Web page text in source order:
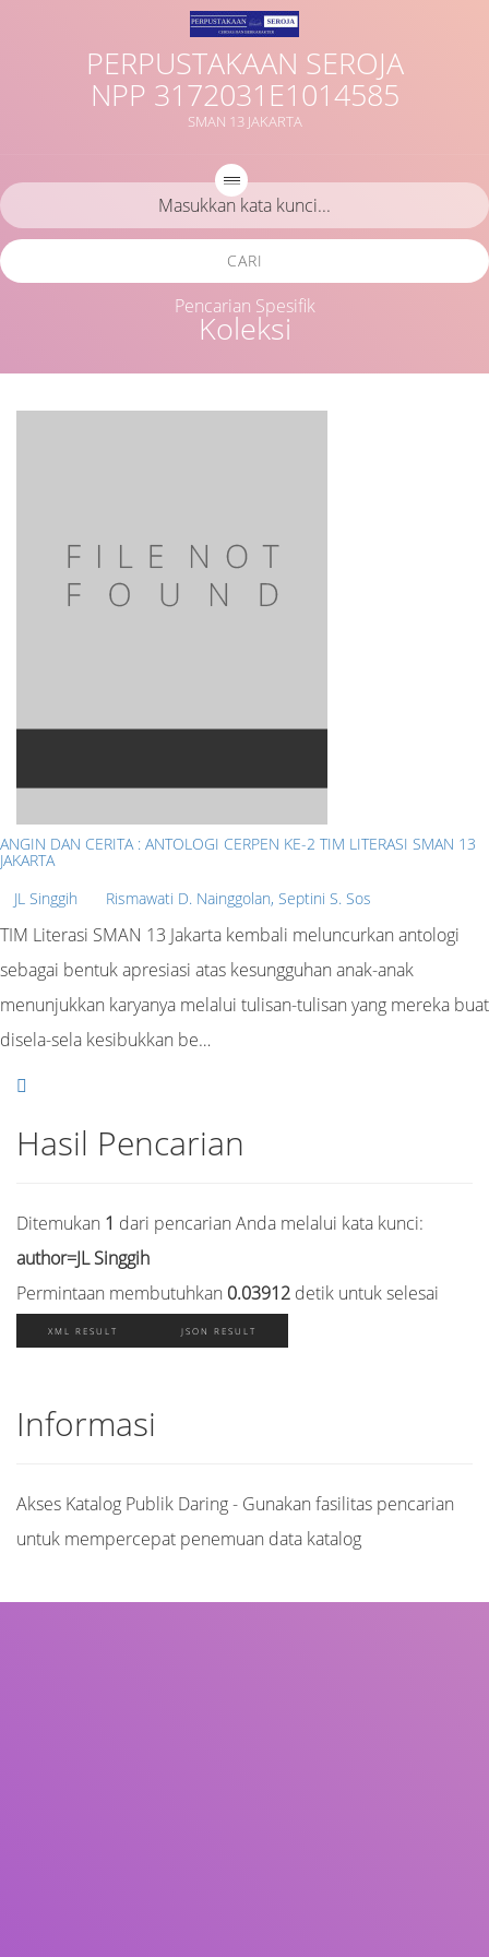
PERPUSTAKAAN SEROJA
NPP 3172031E1014585
SMAN 13 JAKARTA
Koleksi
CARI
Pencarian Spesifik
ANGIN DAN CERITA : ANTOLOGI CERPEN KE-2 TIM LITERASI SMAN 13
JAKARTA
JL Singgih
Rismawati D. Nainggolan, Septini S. Sos
TIM Literasi SMAN 13 Jakarta kembali meluncurkan antologi
sebagai bentuk apresiasi atas kesungguhan anak-anak
menunjukkan karyanya melalui tulisan-tulisan yang mereka buat
disela-sela kesibukkan be…
Hasil Pencarian
Ditemukan 1 dari pencarian Anda melalui kata kunci:
author=JL Singgih
Permintaan membutuhkan 0.03912 detik untuk selesai
XML RESULT JSON RESULT
Informasi
Akses Katalog Publik Daring - Gunakan fasilitas pencarian
untuk mempercepat penemuan data katalog